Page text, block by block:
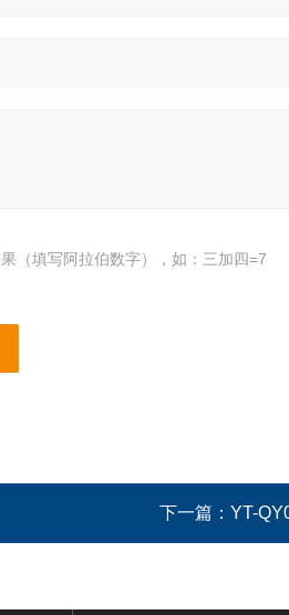
（填写阿拉伯数字），如：三加四=7
下一篇： YT-